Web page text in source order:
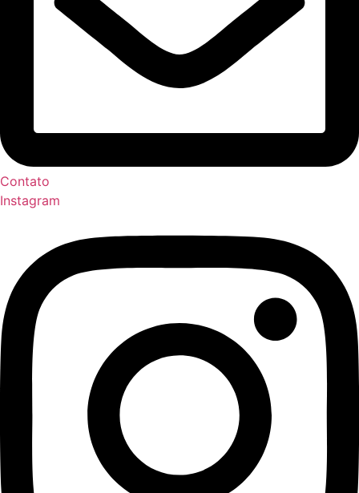
Contato
Instagram